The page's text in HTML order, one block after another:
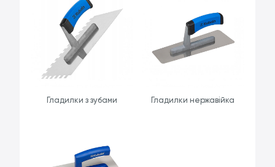
Гладилки з зубами Гладилки нержавійка